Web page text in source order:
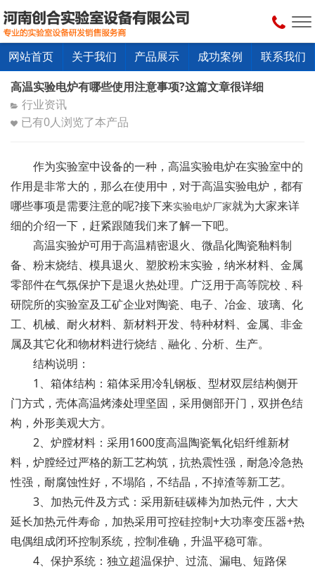
网站首页 关于我们 产品展示 成功案例
联系我们
高温实验电炉有哪些使用注意事项?这篇文章很详细
行业资讯
已有0人浏览了本产品
作为实验室中设备的一种，高温实验电炉在实验室中的
作用是非常大的，那么在使用中，对于高温实验电炉，都有
哪些事项是需要注意的呢?接下来实验电炉厂家就为大家来详
细的介绍一下，赶紧跟随我们来了解一下吧。
高温实验炉可用于高温精密退火、微晶化陶瓷釉料制
备、粉末烧结、模具退火、塑胶粉末实验，纳米材料、金属
零部件在气氛保护下是退火热处理。广泛用于高等院校﹑科
研院所的实验室及工矿企业对陶瓷、电子、冶金、玻璃、化
工、机械、耐火材料、新材料开发、特种材料、金属、非金
属及其它化和物材料进行烧结﹑融化﹑分析、生产。
结构说明：
1、箱体结构：箱体采用冷轧钢板、型材双层结构侧开
门方式，壳体高温烤漆处理坚固，采用侧部开门，双拼色结
构，外形美观大方。
2、炉膛材料：采用1600度高温陶瓷氧化铝纤维新材
料，炉膛经过严格的新工艺构筑，抗热震性强，耐急冷急热
性强，耐腐蚀性好，不塌陷，不结晶，不掉渣等新工艺。
3、加热元件及方式：采用新硅碳棒为加热元件，大大
延长加热元件寿命，加热采用可控硅控制+大功率变压器+热
电偶组成闭环控制系统，控制准确，升温平稳可靠。
4、保护系统：独立超温保护、过流、漏电、短路保